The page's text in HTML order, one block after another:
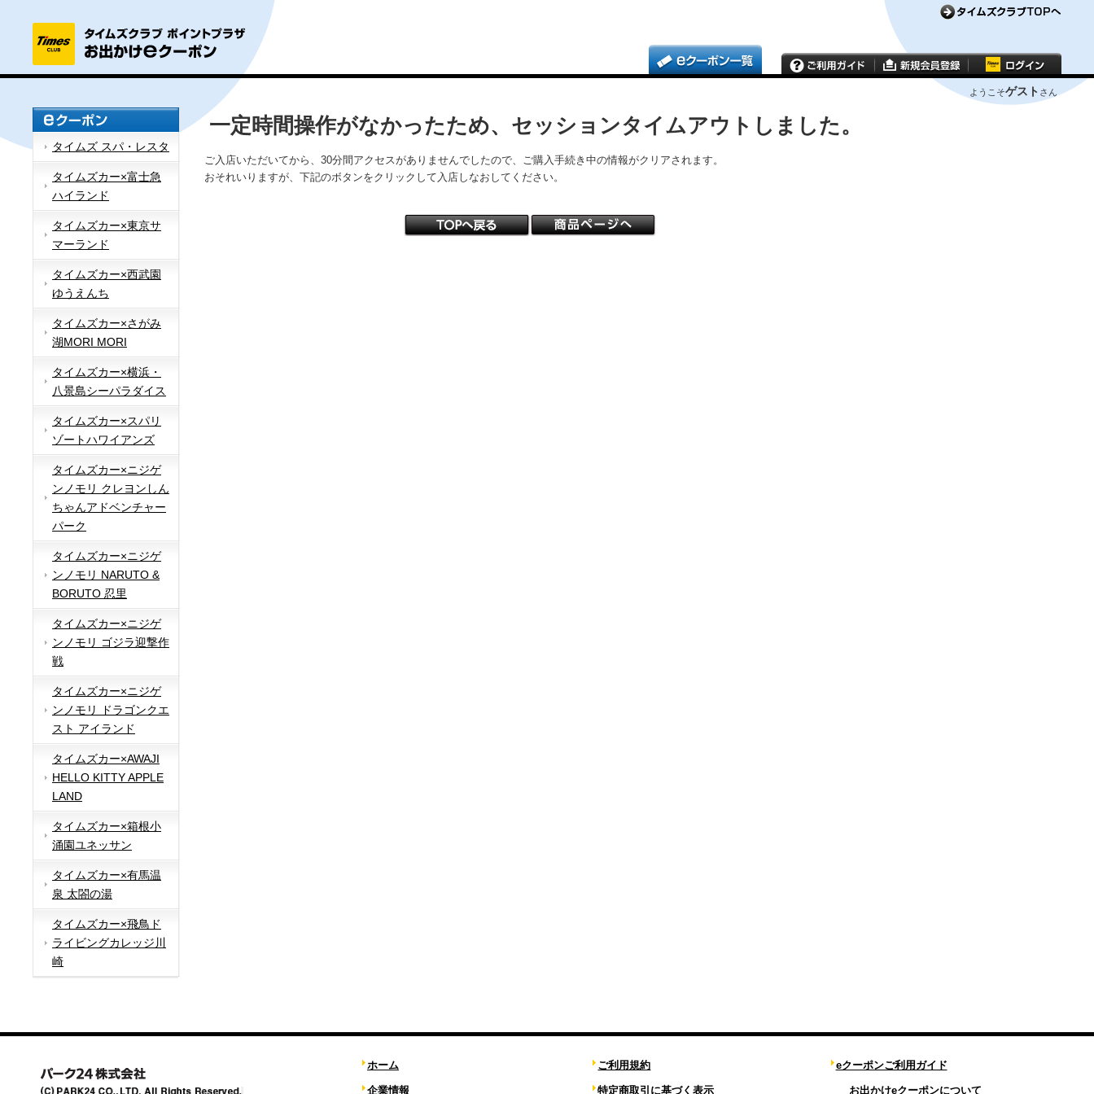
ようこそゲスト さん
タイムズ スパ・レスタ
タイムズカー×富士急
ハイランド
タイムズカー×東京サ
マーランド
タイムズカー×西武園
ゆうえんち
タイムズカー×さがみ
湖MORI MORI
タイムズカー×横浜・
八景島シーパラダイス
タイムズカー×スパリ
ゾートハワイアンズ
タイムズカー×ニジゲ
ンノモリ クレヨンしん
ちゃんアドベンチャー
パーク
タイムズカー×ニジゲ
ンノモリ NARUTO &
BORUTO 忍里
タイムズカー×ニジゲ
ンノモリ ゴジラ迎撃作
戦
タイムズカー×ニジゲ
ンノモリ ドラゴンクエ
スト アイランド
タイムズカー×AWAJI
HELLO KITTY APPLE
LAND
タイムズカー×箱根小
涌園ユネッサン
タイムズカー×有馬温
泉 太閤の湯
タイムズカー×飛鳥ド
ライビングカレッジ川
崎
一定時間操作がなかったため、セッションタイムアウトしました。
ご入店いただいてから、30分間アクセスがありませんでしたので、ご購入手続き中の情報がクリアされます。
おそれいりますが、下記のボタンをクリックして入店しなおしてください。
ホーム
企業情報
ご利用規約
特定商取引に基づく表示
eクーポンご利用ガイド
お出かけeクーポンについて